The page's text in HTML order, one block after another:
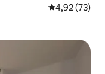
4,92 ud af 5 i
4,92 (73)